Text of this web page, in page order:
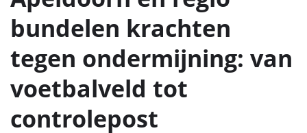
bundelen krachten
tegen ondermijning: van
voetbalveld tot
controlepost